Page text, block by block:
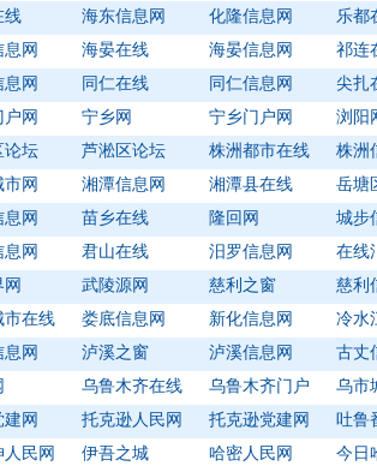
线 海东信息网 化隆信息网
乐都
网 海晏在线 海晏信息网
祁连
网 同仁在线 同仁信息网
尖扎
网 宁乡网 宁乡门户网
浏阳
论坛 芦淞区论坛 株洲都市在线
株洲
网 湘潭信息网 湘潭县在线
岳塘
息网 苗乡在线 隆回网
城步
网 君山在线 汨罗信息网
在线
武陵源网 慈利之窗
慈利
市在线 娄底信息网 新化信息网
冷水
网 泸溪之窗 泸溪信息网
古丈
乌鲁木齐在线 乌鲁木齐门户
乌市
网 托克逊人民网 托克逊党建网
吐鲁
人民网 伊吾之城 哈密人民网 今日